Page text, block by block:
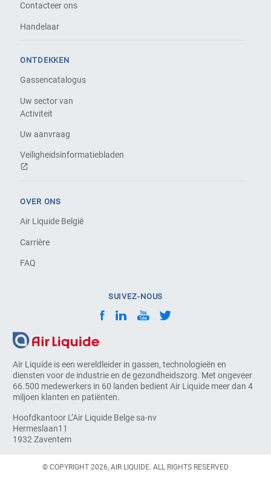
Air Liquide is een wereldleider in gassen, technologieën en
diensten voor de industrie en de gezondheidszorg. Met ongeveer
66.500 medewerkers in 60 landen bedient Air Liquide meer dan 4
miljoen klanten en patiënten.
Hoofdkantoor L’Air Liquide Belge sa-nv
Hermeslaan11
1932 Zaventem
Contacteer ons
Handelaar
ONTDEKKEN
Gassencatalogus
Uw sector van
Activiteit
Uw aanvraag
Veiligheidsinformatiebladen
OVER ONS
Air Liquide België
Carrière
FAQ
SUIVEZ-NOUS
© COPYRIGHT 2026, AIR LIQUIDE. ALL RIGHTS RESERVED